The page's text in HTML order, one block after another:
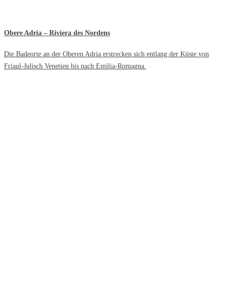
Obere Adria – Riviera des Nordens
Die Badeorte an der Oberen Adria erstrecken sich entlang der Küste von
Friaul-Julisch Venetien bis nach Emilia-Romagna.